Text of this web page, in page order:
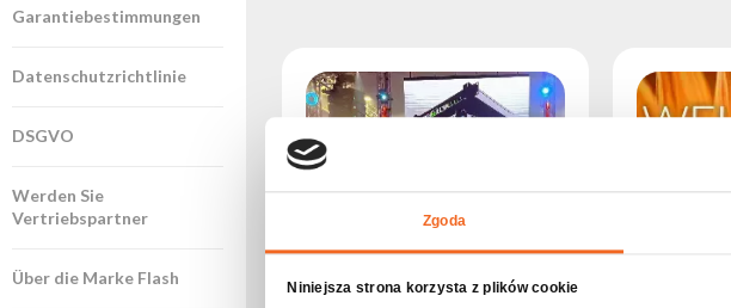
Zgoda
Niniejsza strona korzysta z plików cookie
Garantiebestimmungen
Datenschutzrichtlinie
DSGVO
Werden Sie
Vertriebspartner
Über die Marke Flash